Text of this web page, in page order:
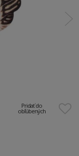
Pridať do
obľúbených